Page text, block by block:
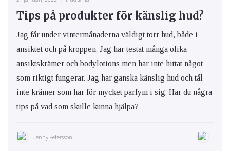
Tips på produkter för känslig hud?
Jag får under vintermånaderna väldigt torr hud, både i
ansiktet och på kroppen. Jag har testat många olika
ansiktskrämer och bodylotions men har inte hittat något
som riktigt fungerar. Jag har ganska känslig hud och tål
inte krämer som har för mycket parfym i sig. Har du några
tips på vad som skulle kunna hjälpa?
Jenny Petersson